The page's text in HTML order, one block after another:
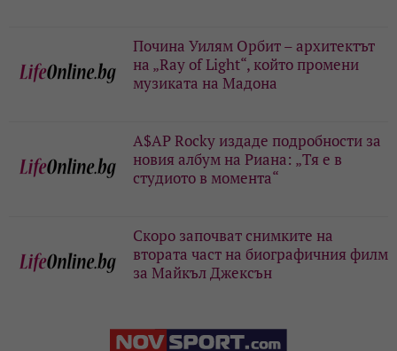
Почина Уилям Орбит – архитектът
на „Ray of Light“, който промени
музиката на Мадона
A$AP Rocky издаде подробности за
новия албум на Риана: „Тя е в
студиото в момента“
Скоро започват снимките на
втората част на биографичния филм
за Майкъл Джексън